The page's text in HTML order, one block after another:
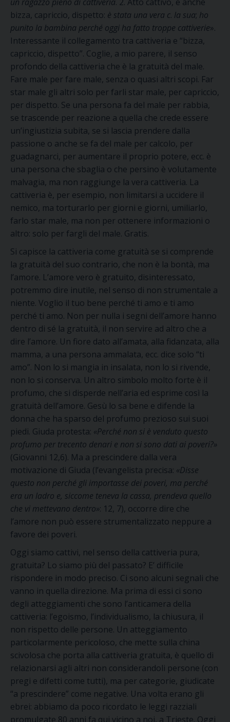
bizza, capriccio, dispetto: è stata una vera c. la sua; ho
punito la bambina perché oggi ha fatto troppe cattiverie».
Interessante il collegamento tra cattiveria e “bizza,
capriccio, dispetto”. Coglie, a mio parere, il senso
profondo della cattiveria che è la gratuità del male.
Fare male per fare male, senza o quasi altri scopi. Far
star male gli altri solo per farli star male, per capriccio,
per dispetto. Se una persona fa del male per rabbia,
se trascende per reazione a quella che crede essere
un’ingiustizia subita, se si lascia prendere dalla
passione o anche se fa del male per calcolo, per
guadagnarci, per aumentare il proprio potere, ecc. è
una persona che sbaglia o che persino è volutamente
malvagia, ma non raggiunge la vera cattiveria. La
cattiveria è, per esempio, non limitarsi a uccidere il
nemico, ma torturarlo per giorni e giorni, umiliarlo,
farlo star male, ma non per ottenere informazioni o
altro: solo per fargli del male. Gratis.
Si capisce la cattiveria come gratuità se si comprende
la gratuità del suo contrario, che non è la bontà, ma
l’amore. L’amore vero è gratuito, disinteressato,
potremmo dire inutile, nel senso di non strumentale a
niente. Voglio il tuo bene perché ti amo e ti amo
perché ti amo. Non per nulla i segni dell’amore hanno
dentro di sé la gratuità, il non servire ad altro che a
dire l’amore. Un fiore dato all’amata, alla fidanzata, alla
mamma, a una persona ammalata, ecc. dice solo “ti
amo”. Non lo si mangia in insalata, non lo si rivende,
non lo si conserva. Un altro simbolo molto forte è il
profumo, che si disperde nell’aria ed esprime così la
gratuità dell’amore. Gesù lo sa bene e difende la
donna che ha sparso del profumo prezioso sui suoi
piedi. Giuda protesta: «Perché non si è venduto questo
profumo per trecento denari e non si sono dati ai poveri?»
(Giovanni 12,6). Ma a prescindere dalla vera
motivazione di Giuda (l’evangelista precisa: «Disse
questo non perché gli importasse dei poveri, ma perché
era un ladro e, siccome teneva la cassa, prendeva quello
che vi mettevano dentro»: 12, 7), occorre dire che
l’amore non può essere strumentalizzato neppure a
favore dei poveri.
Oggi siamo cattivi, nel senso della cattiveria pura,
gratuita? Lo siamo più del passato? E’ difficile
rispondere in modo preciso. Ci sono alcuni segnali che
vanno in quella direzione. Ma prima di essi ci sono
degli atteggiamenti che sono l’anticamera della
cattiveria: l’egoismo, l’individualismo, la chiusura, il
non rispetto delle persone. Un atteggiamento
particolarmente pericoloso, che mette sulla china
scivolosa che porta alla cattiveria gratuita, è quello di
relazionarsi agli altri non considerandoli persone (con
pregi e difetti come tutti), ma per categorie, giudicate
“a prescindere” come negative. Una volta erano gli
ebrei: abbiamo da poco ricordato le leggi razziali
promulgate 80 anni fa qui vicino a noi, a Trieste. Oggi